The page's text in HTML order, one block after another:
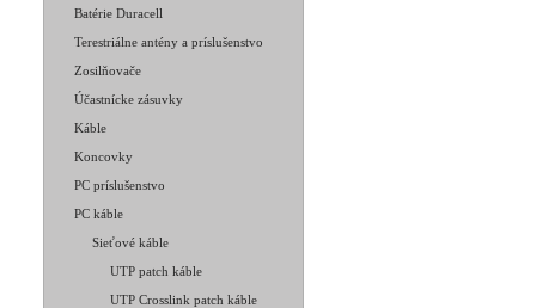
Batérie Duracell
Terestriálne antény a príslušenstvo
Zosilňovače
Účastnícke zásuvky
Káble
Koncovky
PC príslušenstvo
PC káble
Sieťové káble
UTP patch káble
UTP Crosslink patch káble